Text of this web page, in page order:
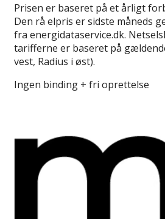
Prisen er baseret på et årligt
Den rå elpris er sidste måneds
fra energidataservice.dk.
tarifferne er baseret på
vest, Radius i øst).
Ingen binding + fri oprettelse